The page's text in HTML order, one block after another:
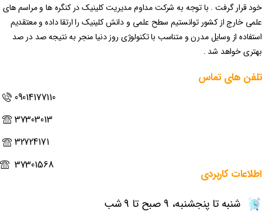
خود قرار گرفت . با توجه به شرکت مداوم مدیریت کلینیک در کنگره ها و مراسم های
علمی خارج از کشور توانستیم سطح علمی و دانش کلینیک را ارتقا داده و معتقدیم
استفاده از وسایل مدرن و متناسب با تکنولوژی روز دنیا منجر به نتیجه صد در صد
بهتری خواهد شد .
تلفن های تماس
09014177110
37303013
32724171
37301568
اطلاعات کاربردی
شنبه تا پنجشنبه، 9 صبح تا 9 شب